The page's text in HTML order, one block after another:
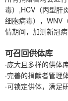
毒）,HCV（丙型肝
细胞病毒），WNV
情期间，加测新冠病
可召回供体库
·庞大且多样的供体
·完善的捐献者管理
·可锁定供体，满足